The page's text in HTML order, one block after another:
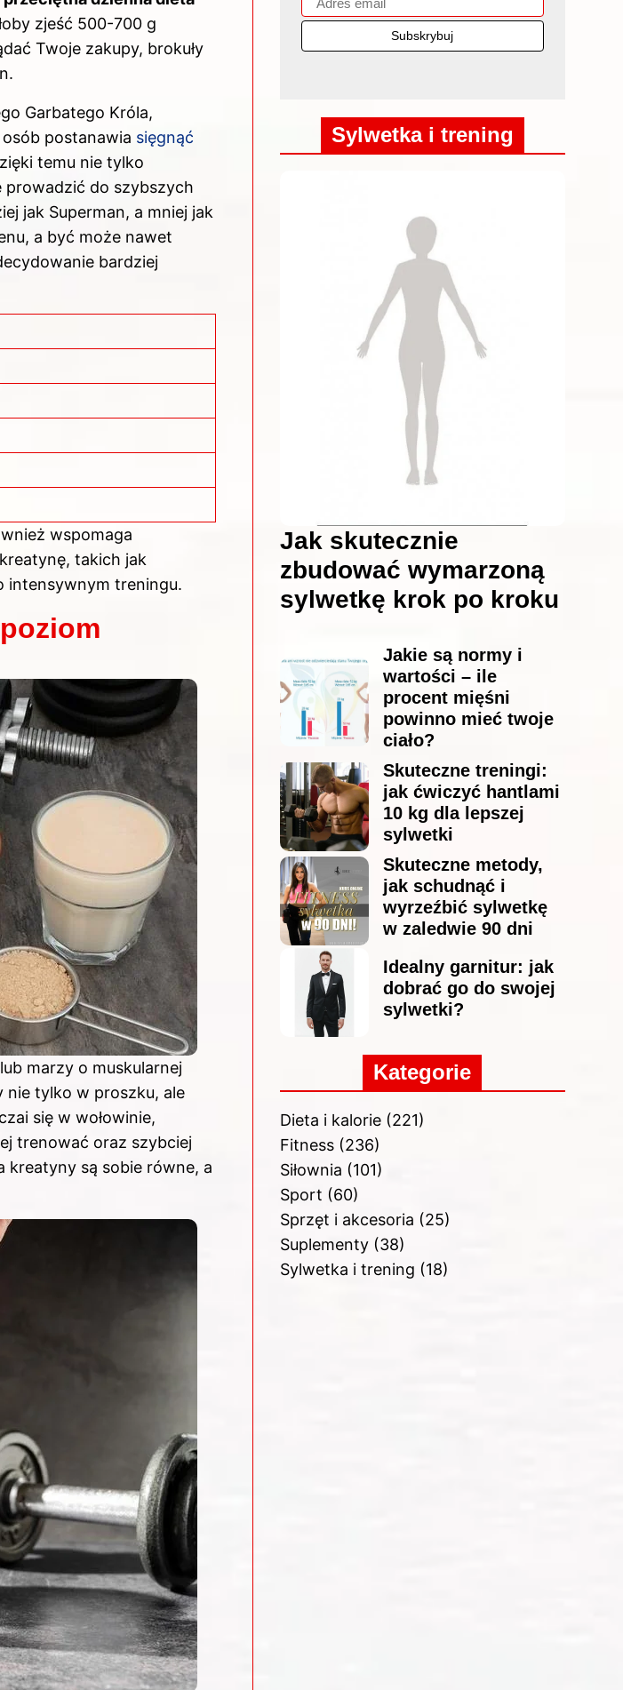
zjeść 500-700 g
Twoje zakupy, brokuły
Garbatego Króla,
postanawia sięgnąć
temu nie tylko
prowadzić do szybszych
jak Superman, a mniej jak
a być może nawet
bardziej
wspomaga
takich jak
intensywnym treningu.
marzy o muskularnej
nie tylko w proszku, ale
się w wołowinie,
trenować oraz szybciej
kreatyny są sobie równe, a
Sylwetka i trening
Jak skutecznie
zbudować wymarzoną
sylwetkę krok po kroku
Jakie są normy i
wartości – ile
procent mięśni
powinno mieć twoje
ciało?
Skuteczne treningi:
jak ćwiczyć hantlami
10 kg dla lepszej
sylwetki
Skuteczne metody,
jak schudnąć i
wyrzeźbić sylwetkę
w zaledwie 90 dni
Idealny garnitur: jak
dobrać go do swojej
sylwetki?
Kategorie
Dieta i kalorie(221)
Fitness(236)
Siłownia (101)
Sport (60)
Sprzęt i akcesoria (25)
Suplementy(38)
Sylwetka i trening (18)